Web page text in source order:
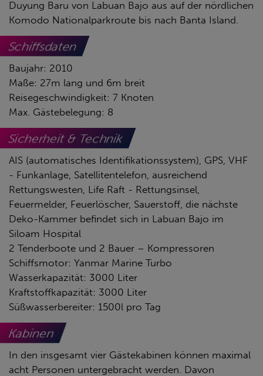
Duyung Baru von Labuan Bajo aus auf der nördlichen
Komodo Nationalparkroute bis nach Banta Island.
Schiffsdaten
Baujahr: 2010
Maße: 27m lang und 6m breit
Reisegeschwindigkeit: 7 Knoten
Max. Gästebelegung: 8
Sicherheit & Technik
AIS (automatisches Identifikationssystem), GPS, VHF
- Funkanlage, Satellitentelefon, ausreichend
Rettungswesten, Life Raft - Rettungsinsel,
Feuermelder, Feuerlöscher, Sauerstoff, die nächste
Deko-Kammer befindet sich in Labuan Bajo im
Siloam Hospital
2 Tenderboote und 2 Bauer – Kompressoren
Schiffsmotor: Yanmar Marine Turbo
Wasserkapazität: 3000 Liter
Kraftstoffkapazität: 3000 Liter
Süßwasserbereiter: 1500l pro Tag
Kabinen
In den insgesamt vier Gästekabinen können maximal
acht Personen untergebracht werden. Davon